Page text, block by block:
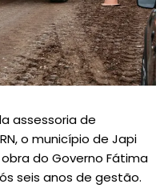
assessoria de
o município de Japi
do Governo Fátima
seis anos de gestão.